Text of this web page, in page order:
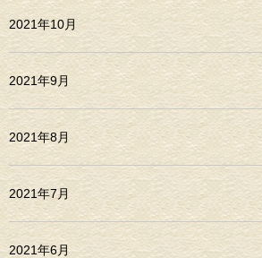
2021年10月
2021年9月
2021年8月
2021年7月
2021年6月